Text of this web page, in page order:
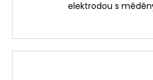
elektrodou s